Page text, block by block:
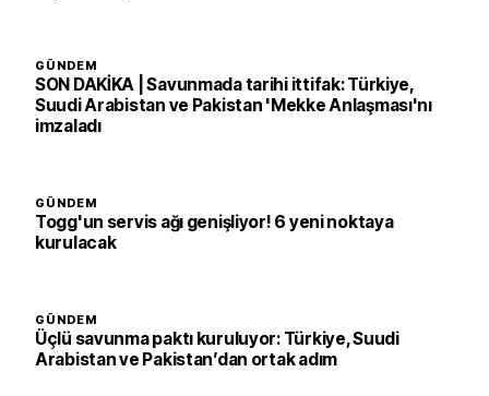
GÜNDEM
SON DAKİKA | Savunmada tarihi ittifak: Türkiye,
Suudi Arabistan ve Pakistan 'Mekke Anlaşması'nı
imzaladı
GÜNDEM
Togg'un servis ağı genişliyor! 6 yeni noktaya
kurulacak
GÜNDEM
Üçlü savunma paktı kuruluyor: Türkiye, Suudi
Arabistan ve Pakistan’dan ortak adım